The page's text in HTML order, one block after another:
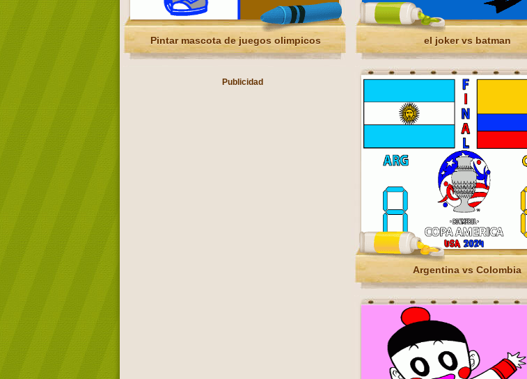
Pintar mascota de juegos olimpicos el joker vs batman
Publicidad
Argentina vs Colombia